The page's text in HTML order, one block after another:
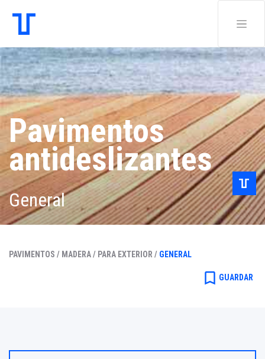
Pavimentos
antideslizantes
General
PAVIMENTOS / MADERA / PARA EXTERIOR / GENERAL
bookmark_border GUARDAR